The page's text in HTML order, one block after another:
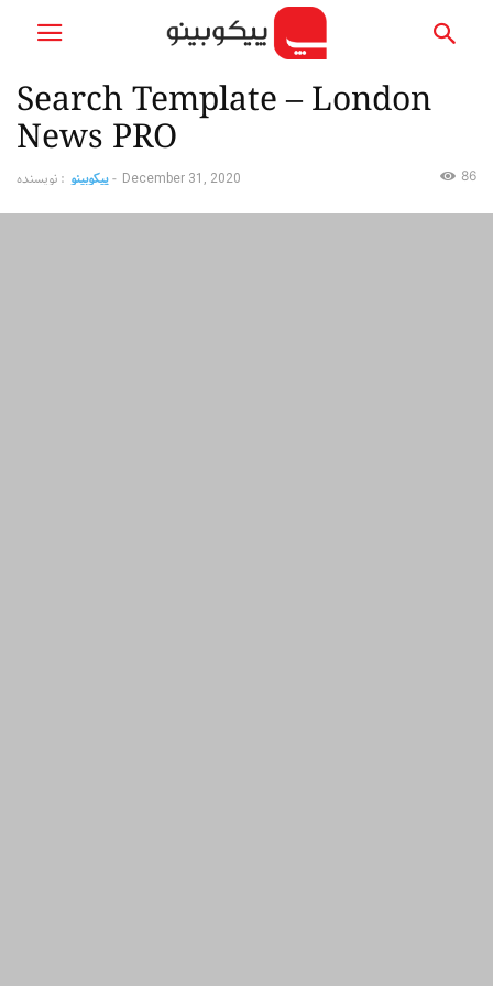
Search Template – London
News PRO
نویسنده : پیکوبینو- December 31, 2020 86